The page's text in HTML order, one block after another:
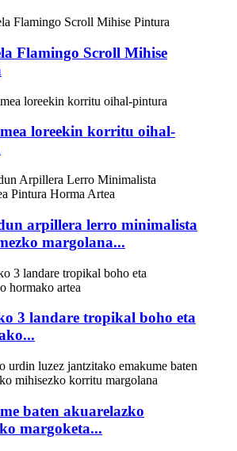
Flamingo Scroll Mihise
loreekin korritu oihal-
arpillera lerro minimalista
margolana...
3 landare tropikal boho eta
baten akuarelazko
margoketa...